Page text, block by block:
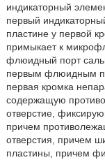
индикаторный
первый
пластине у первой
примыкает к
флюидный порт
первым флюидным
первая кромка
содержащую
отверстие,
причем
отверстия, причем
пластины, причем